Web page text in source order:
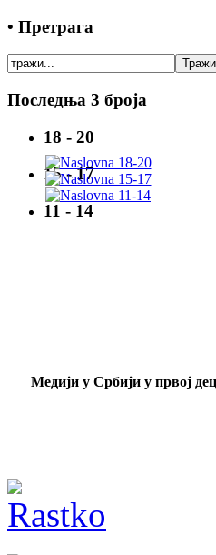
• Претрага
Последња 3 броја
18 - 20
15 - 17
11 - 14
Mедији у Србији у првој